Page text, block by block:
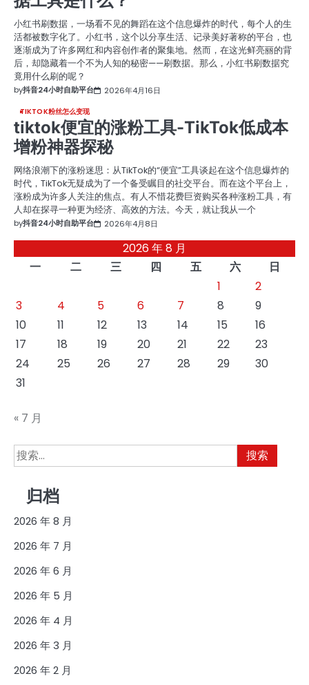
小红书刷数据，一场看不见的舞蹈在这个信息爆炸的时代，每个人的生
活都被数字化了。小红书，这个以分享生活、记录美好著称的平台，也
逐渐成为了许多网红和内容创作者的聚集地。然而，在这光鲜亮丽的背
后，却隐藏着一个不为人知的秘密——刷数据。那么，小红书刷数据究
竟用什么刷的呢？
by抖音24小时自助平台 2026年4月16日
TIKTOK粉丝怎么变现
tiktok便宜的涨粉工具-TikTok低成本
增粉神器探秘
网络浪潮下的涨粉迷思：从TikTok的“便宜”工具谈起在这个信息爆炸的
时代，TikTok无疑成为了一个备受瞩目的社交平台。而在这个平台上，
涨粉成为许多人关注的焦点。有人不惜花费巨资购买各种涨粉工具，有
人却在探寻一种更为经济、高效的方法。今天，就让我从一个
by抖音24小时自助平台 2026年4月8日
2026 年 8 月
一
二 三 四 五 六
日
1
2
3
4 5 6 7 8
9
10
11 12 13 14 15
16
17
18 19 20 21 22
23
24
25 26 27 28 29
30
31
« 7 月
搜
索：
归档
2026 年 8 月
2026 年 7 月
2026 年 6 月
2026 年 5 月
2026 年 4 月
2026 年 3 月
2026 年 2 月